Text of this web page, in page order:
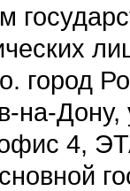
город
на-
4,